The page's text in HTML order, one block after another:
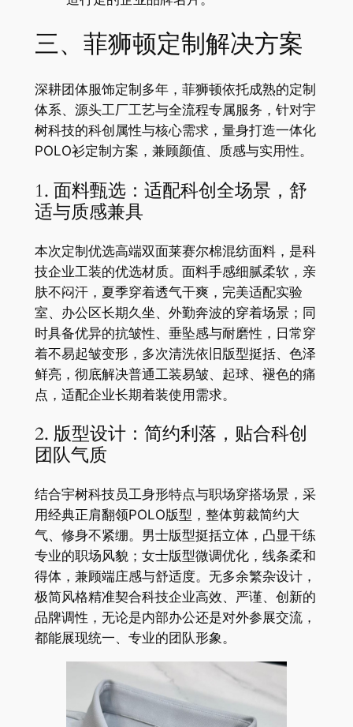
三、菲狮顿定制解决方案
深耕团体服饰定制多年，菲狮顿依托成熟的定制
体系、源头工厂工艺与全流程专属服务，针对宇
树科技的科创属性与核心需求，量身打造一体化
POLO衫定制方案，兼顾颜值、质感与实用性。
1. 面料甄选：适配科创全场景，舒
适与质感兼具
本次定制优选高端双面莱赛尔棉混纺面料，是科
技企业工装的优选材质。面料手感细腻柔软，亲
肤不闷汗，夏季穿着透气干爽，完美适配实验
室、办公区长期久坐、外勤奔波的穿着场景；同
时具备优异的抗皱性、垂坠感与耐磨性，日常穿
着不易起皱变形，多次清洗依旧版型挺括、色泽
鲜亮，彻底解决普通工装易皱、起球、褪色的痛
点，适配企业长期着装使用需求。
2. 版型设计：简约利落，贴合科创
团队气质
结合宇树科技员工身形特点与职场穿搭场景，采
用经典正肩翻领POLO版型，整体剪裁简约大
气、修身不紧绷。男士版型挺括立体，凸显干练
专业的职场风貌；女士版型微调优化，线条柔和
得体，兼顾端庄感与舒适度。无多余繁杂设计，
极简风格精准契合科技企业高效、严谨、创新的
品牌调性，无论是内部办公还是对外参展交流，
都能展现统一、专业的团队形象。